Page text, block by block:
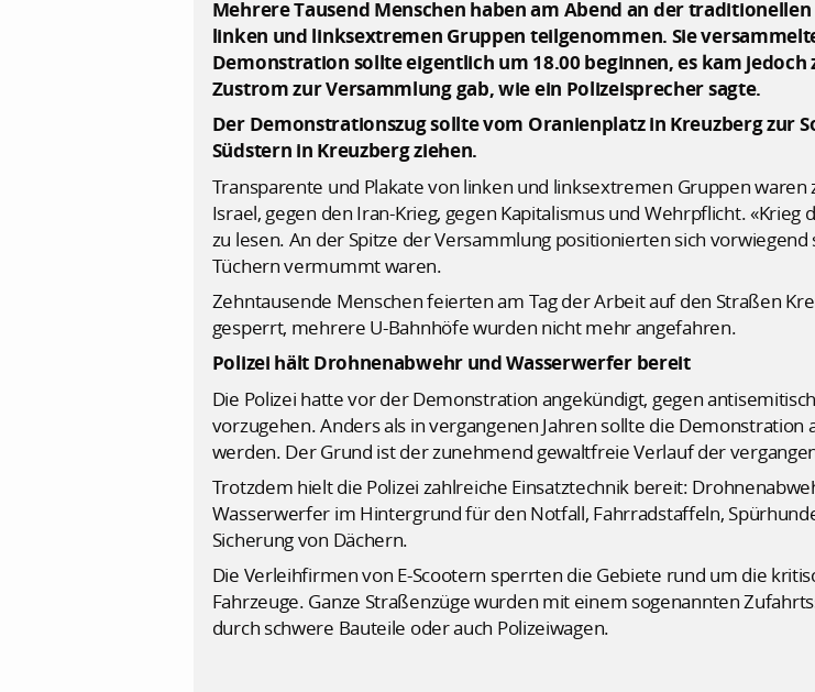
Mehrere Tausend Menschen haben am Abend an der
linken und linksextremen Gruppen teilgenommen. Sie
Demonstration sollte eigentlich um 18.00 beginnen, es kam
Zustrom zur Versammlung gab, wie ein Polizeisprecher sagte.
Der Demonstrationszug sollte vom Oranienplatz in Kreuzberg zur
Südstern in Kreuzberg ziehen.
Transparente und Plakate von linken und linksextremen Gruppen
Israel, gegen den Iran-Krieg, gegen Kapitalismus und Wehrpflicht.
zu lesen. An der Spitze der Versammlung positionierten sich
Tüchern vermummt waren.
Zehntausende Menschen feierten am Tag der Arbeit auf den Straßen
gesperrt, mehrere U-Bahnhöfe wurden nicht mehr angefahren.
Polizei hält Drohnenabwehr und Wasserwerfer bereit
Die Polizei hatte vor der Demonstration angekündigt, gegen
vorzugehen. Anders als in vergangenen Jahren sollte die
werden. Der Grund ist der zunehmend gewaltfreie Verlauf der
Trotzdem hielt die Polizei zahlreiche Einsatztechnik bereit:
Wasserwerfer im Hintergrund für den Notfall, Fahrradstaffeln,
Sicherung von Dächern.
Die Verleihfirmen von E-Scootern sperrten die Gebiete rund um die
Fahrzeuge. Ganze Straßenzüge wurden mit einem sogenannten
durch schwere Bauteile oder auch Polizeiwagen.